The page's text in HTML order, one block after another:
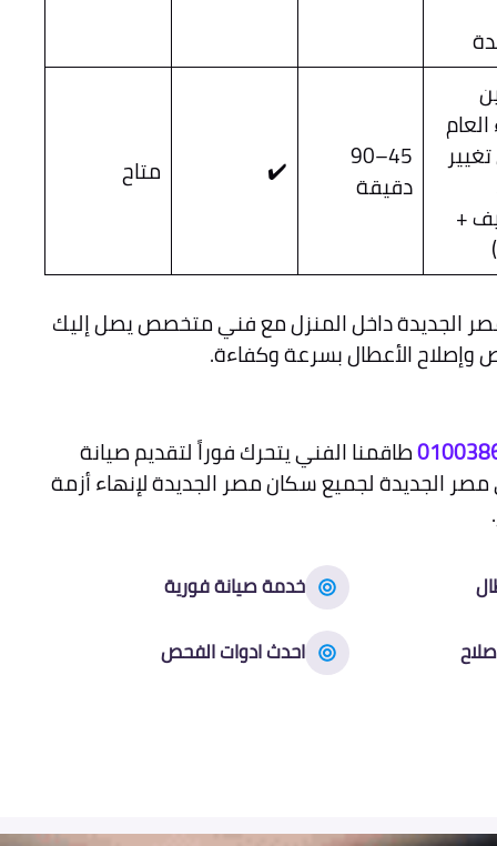
العام
+
45–90
دقيقة ✔️ متاح
الجديدة داخل المنزل مع فني متخصص يصل إليك
وإصلاح الأعطال بسرعة وكفاءة.
طاقمنا الفني يتحرك فوراً لتقديم صيانة
مصر الجديدة لجميع سكان مصر الجديدة لإنهاء أزمة
خدمة صيانة فورية
احدث ادوات الفحص